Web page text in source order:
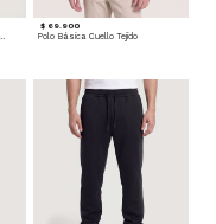
con Cuello Henley
$ 69.900
Polo Básica Cuello Tejido